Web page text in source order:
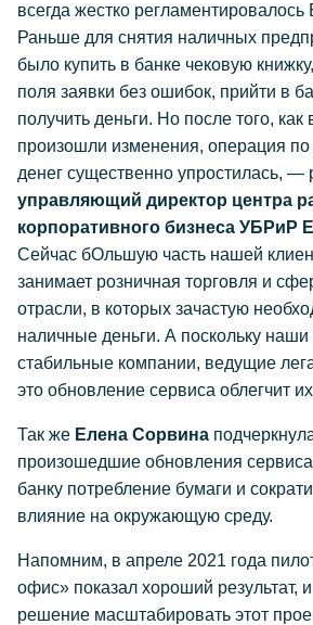
всегда жестко
Раньше для снятия наличных
было купить в банке чековую
поля заявки без ошибок, прийти в
получить деньги. Но после того, как
произошли изменения, операция
денег существенно упростилась, —
управляющий директор центра
корпоративного бизнеса УБРиР
Сейчас бОльшую часть нашей
занимает розничная торговля и
отрасли, в которых зачастую
наличные деньги. А поскольку
стабильные компании, ведущие
это обновление сервиса облегчит
Так же Елена Сорвина
произошедшие обновления сервиса
банку потребление бумаги и
влияние на окружающую среду.
Напомним, в апреле 2021 года
офис» показал хороший результат,
решение масштабировать этот